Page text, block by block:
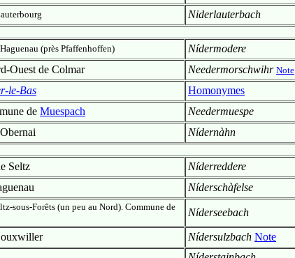
Niderlauterbach
(près Pfaffenhoffen) Nídermodere
Ouest de Colmar
Needermorschwihr Note
le-Bas
Homonymes
de Muespach Needermuespe
Nídernàhn
Seltz Níderreddere
Níderschàfelse
sous-Forêts (un peu au Nord). Commune de Níderseebach
Nídersulzbach Note